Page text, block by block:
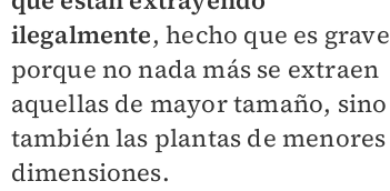
ilegalmente, hecho que es grave
porque no nada más se extraen
aquellas de mayor tamaño, sino
también las plantas de menores
dimensiones.